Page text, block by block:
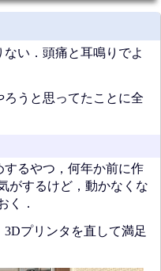
い．頭痛と耳鳴りでよ
うと思ってたことに全
るやつ，何年か前に作
がするけど，動かなくな
く．
プリンタを直して満足